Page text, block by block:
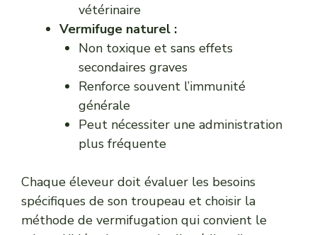
vétérinaire
Vermifuge naturel :
Non toxique et sans effets
secondaires graves
Renforce souvent l’immunité
générale
Peut nécessiter une administration
plus fréquente
Chaque éleveur doit évaluer les besoins
spécifiques de son troupeau et choisir la
méthode de vermifugation qui convient le